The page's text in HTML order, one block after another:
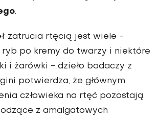
.
zatrucia rtęcią jest wiele -
ryb po kremy do twarzy i niektóre
i żarówki - dzieło badaczy z
potwierdza, że głównym
człowieka na rtęć pozostają
z amalgatowych